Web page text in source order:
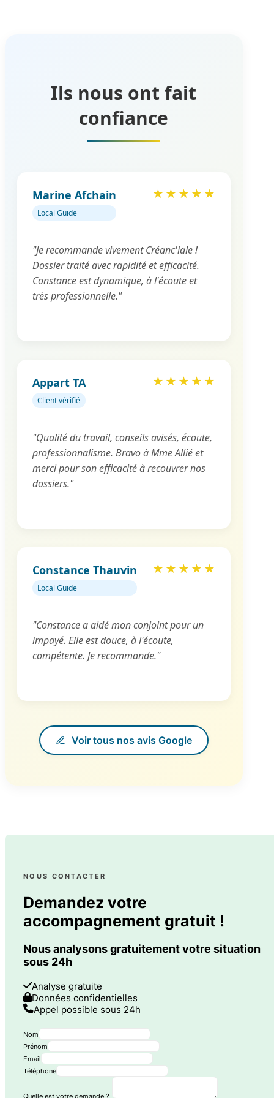
Ils nous ont fait
confiance
Marine Afchain
Local Guide
★ ★ ★ ★ ★
"Je recommande vivement Créanc'iale !
Dossier traité avec rapidité et efficacité.
Constance est dynamique, à l'écoute et
très professionnelle."
Appart TA
Client vérifié
★ ★ ★ ★ ★
"Qualité du travail, conseils avisés, écoute,
professionnalisme. Bravo à Mme Allié et
merci pour son efficacité à recouvrer nos
dossiers."
Constance Thauvin
Local Guide
★ ★ ★ ★ ★
"Constance a aidé mon conjoint pour un
impayé. Elle est douce, à l'écoute,
compétente. Je recommande."
Voir tous nos avis Google
NOUS CONTACTER
Demandez votre
accompagnement gratuit !
Nous analysons gratuitement votre situation
sous 24h
Analyse gratuite
Données confidentielles
Appel possible sous 24h
Nom
Prénom
Email
Téléphone
Quelle est votre demande ?